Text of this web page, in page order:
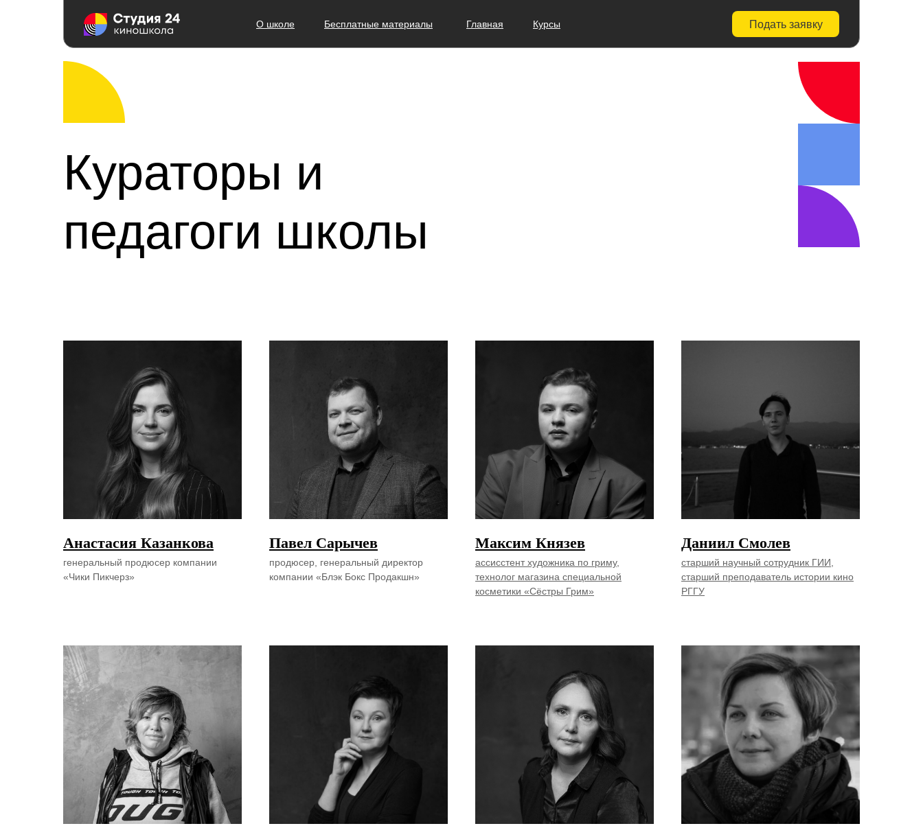
Подать заявку
О школе Курсы
Главная
Бесплатные материалы
Кураторы и
педагоги школы
Анастасия Казанкова
генеральный продюсер компании
«Чики Пикчерз»
Павел Сарычев
продюсер, генеральный директор
компании «Блэк Бокс Продакшн»
Максим Князев
ассисстент художника по гриму,
технолог магазина специальной
косметики «Сёстры Грим»
Даниил Смолев
старший научный сотрудник ГИИ,
старший преподаватель истории кино
РГГУ